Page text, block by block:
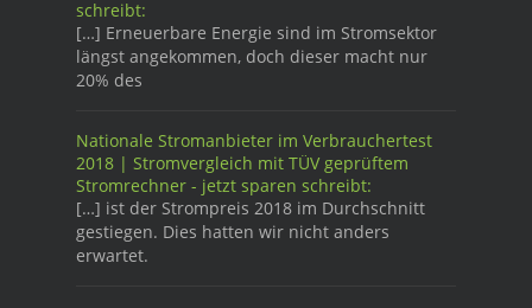
schreibt:
[…] Erneuerbare Energie sind im Stromsektor
längst angekommen, doch dieser macht nur
20% des
Nationale Stromanbieter im Verbrauchertest
2018 | Stromvergleich mit TÜV geprüftem
Stromrechner - jetzt sparen schreibt:
[…] ist der Strompreis 2018 im Durchschnitt
gestiegen. Dies hatten wir nicht anders
erwartet.